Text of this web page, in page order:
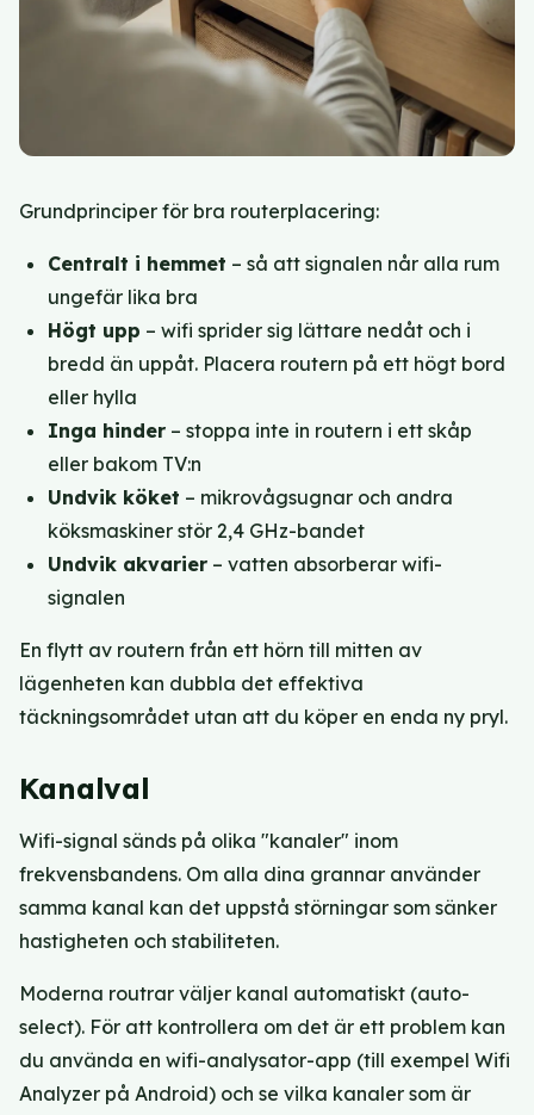
Grundprinciper för bra routerplacering:
Centralt i hemmet – så att signalen når alla rum
ungefär lika bra
Högt upp – wifi sprider sig lättare nedåt och i
bredd än uppåt. Placera routern på ett högt bord
eller hylla
Inga hinder – stoppa inte in routern i ett skåp
eller bakom TV:n
Undvik köket – mikrovågsugnar och andra
köksmaskiner stör 2,4 GHz-bandet
Undvik akvarier – vatten absorberar wifi-
signalen
En flytt av routern från ett hörn till mitten av
lägenheten kan dubbla det effektiva
täckningsområdet utan att du köper en enda ny pryl.
Kanalval
Wifi-signal sänds på olika "kanaler" inom
frekvensbandens. Om alla dina grannar använder
samma kanal kan det uppstå störningar som sänker
hastigheten och stabiliteten.
Moderna routrar väljer kanal automatiskt (auto-
select). För att kontrollera om det är ett problem kan
du använda en wifi-analysator-app (till exempel Wifi
Analyzer på Android) och se vilka kanaler som är